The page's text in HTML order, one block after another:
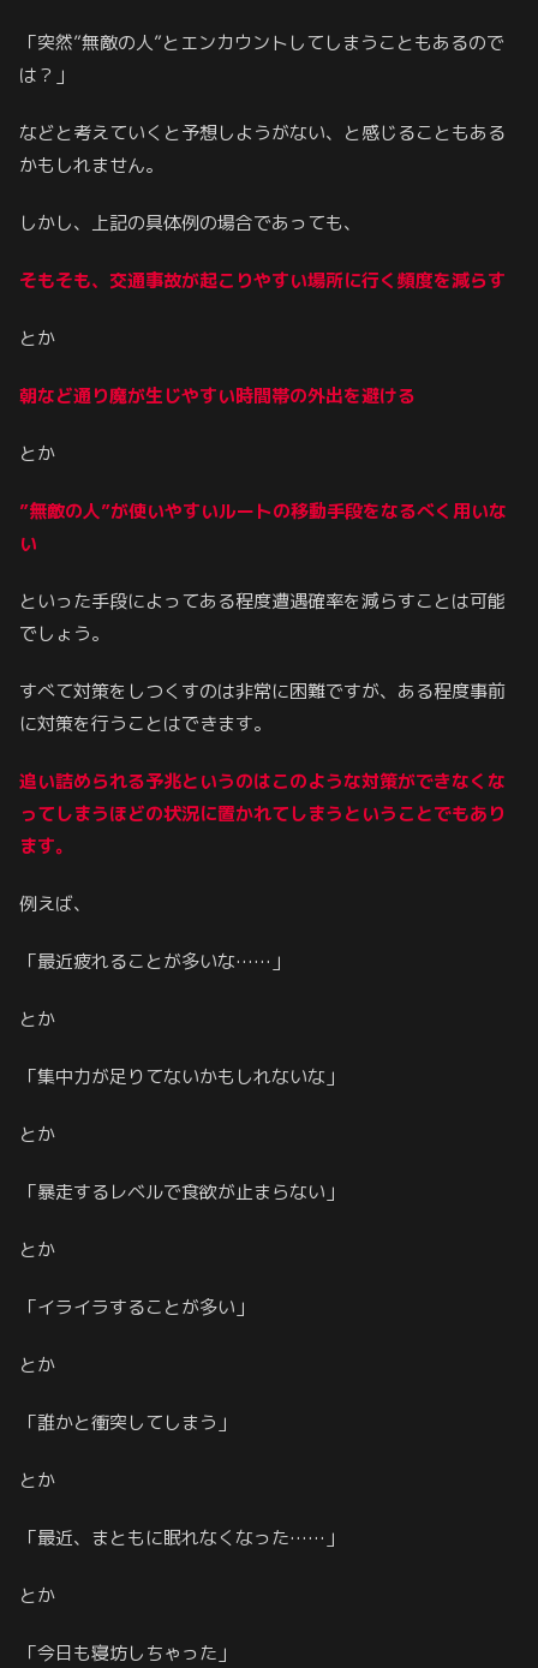
「突然”無敵の人”とエンカウントしてしまうこともあるので
は？」
などと考えていくと予想しようがない、と感じることもある
かもしれません。
しかし、上記の具体例の場合であっても、
そもそも、交通事故が起こりやすい場所に行く頻度を減らす
とか
朝など通り魔が生じやすい時間帯の外出を避ける
とか
”無敵の人”が使いやすいルートの移動手段をなるべく用いな
い
といった手段によってある程度遭遇確率を減らすことは可能
でしょう。
すべて対策をしつくすのは非常に困難ですが、ある程度事前
に対策を行うことはできます。
追い詰められる予兆というのはこのような対策ができなくな
ってしまうほどの状況に置かれてしまうということでもあり
ます。
例えば、
「最近疲れることが多いな……」
とか
「集中力が足りてないかもしれないな」
とか
「暴走するレベルで食欲が止まらない」
とか
「イライラすることが多い」
とか
「誰かと衝突してしまう」
とか
「最近、まともに眠れなくなった……」
とか
「今日も寝坊しちゃった」